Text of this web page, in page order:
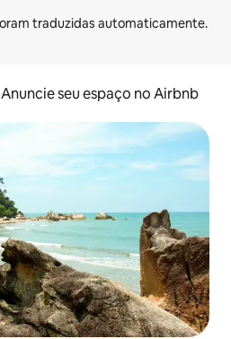
Anuncie seu espaço no Airbnb